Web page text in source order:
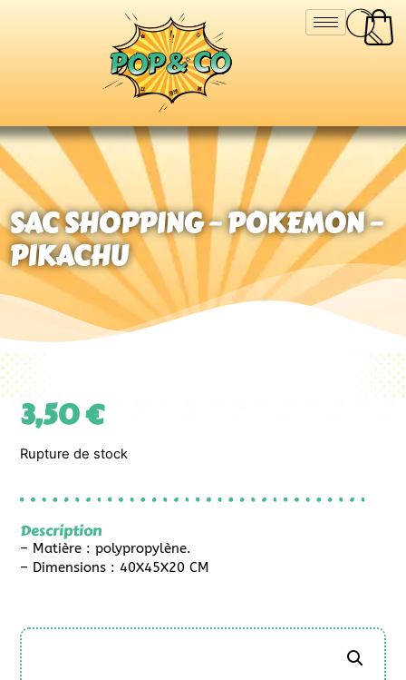
SAC SHOPPING – POKEMON –
PIKACHU
3,50€
Rupture de stock
Description
– Matière : polypropylène.
– Dimensions : 40X45X20 CM